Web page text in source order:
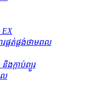
EX
ផ្គត់ផ្គង់ថាមពល
ងក្ដាប់ព្យួរ
ល